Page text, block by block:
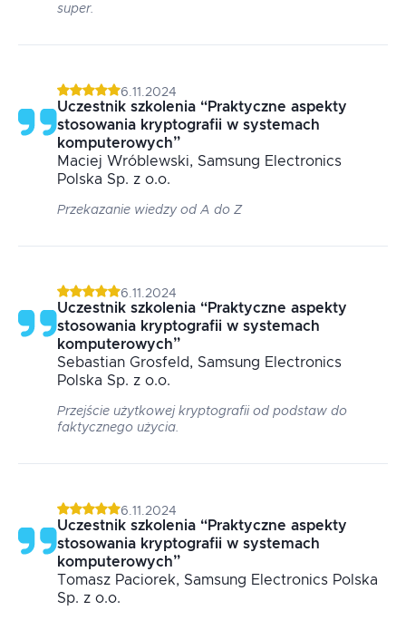
super.
6.11.2024
Uczestnik szkolenia “Praktyczne aspekty
stosowania kryptografii w systemach
komputerowych”
Maciej Wróblewski, Samsung Electronics
Polska Sp. z o.o.
Przekazanie wiedzy od A do Z
6.11.2024
Uczestnik szkolenia “Praktyczne aspekty
stosowania kryptografii w systemach
komputerowych”
Sebastian Grosfeld, Samsung Electronics
Polska Sp. z o.o.
Przejście użytkowej kryptografii od podstaw do
faktycznego użycia.
6.11.2024
Uczestnik szkolenia “Praktyczne aspekty
stosowania kryptografii w systemach
komputerowych”
Tomasz Paciorek, Samsung Electronics Polska
Sp. z o.o.